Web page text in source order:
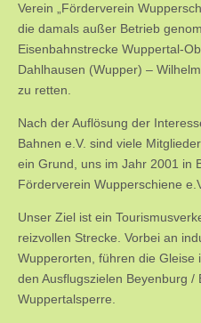
Verein „Förderverein
die damals außer Betrieb
Eisenbahnstrecke Wuppertal-
Dahlhausen (Wupper) –
zu retten.
Nach der Auflösung der
Bahnen e.V. sind viele
ein Grund, uns im Jahr 2001 in
Förderverein Wupperschiene
Unser Ziel ist ein
reizvollen Strecke. Vorbei an
Wupperorten, führen die Gleise
den Ausflugszielen Beyenburg
Wuppertalsperre.